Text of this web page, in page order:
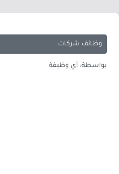
وظائف شركات
بواسطة: أي وظيفة